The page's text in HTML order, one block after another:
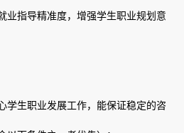
业指导精准度，增强学生职业规划意
学生职业发展工作，能保证稳定的咨